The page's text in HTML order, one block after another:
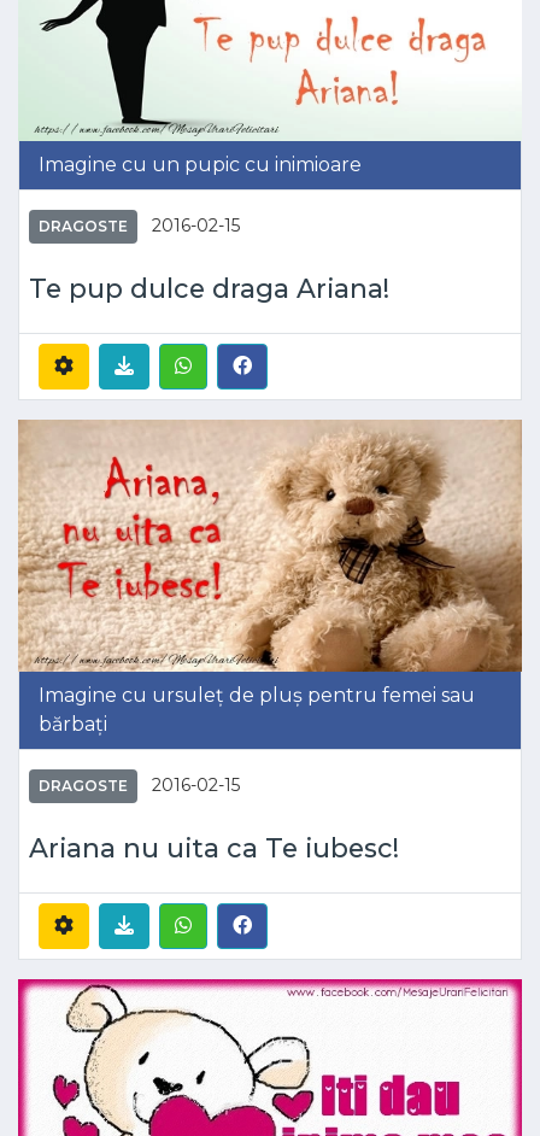
Imagine cu un pupic cu inimioare
DRAGOSTE 2016-02-15
Te pup dulce draga Ariana!
Imagine cu ursuleț de pluș pentru femei sau
bărbați
DRAGOSTE 2016-02-15
Ariana nu uita ca Te iubesc!